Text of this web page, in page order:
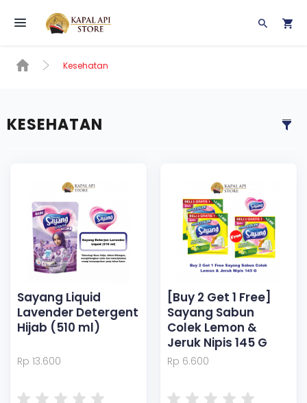
Toggle navigation
Kesehatan
KESEHATAN
Sayang Liquid
Lavender Detergent
Hijab (510 ml)
Rp 13.600
[Buy 2 Get 1 Free]
Sayang Sabun
Colek Lemon &
Jeruk Nipis 145 G
Rp 6.600